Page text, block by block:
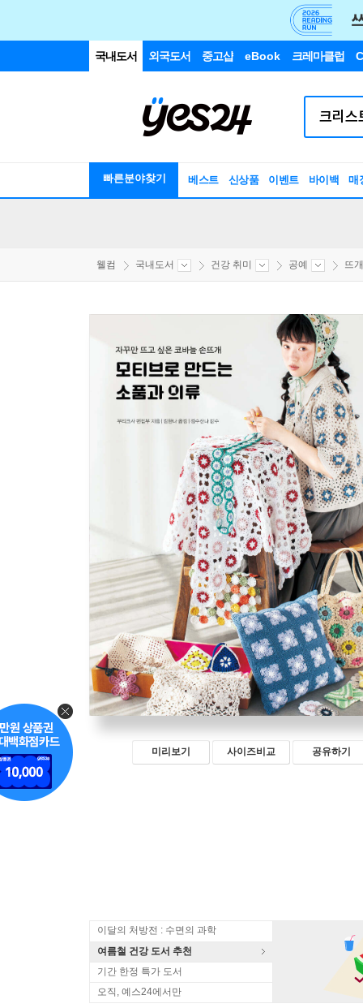
국내도서 외국도서 중고샵 eBook 크레마클럽
빠른분야찾기 베스트 신상품 이벤트 바이백 매
웰컴 국내도서 건강 취미 공예 뜨
미리보기 사이즈비교 공유하기
이달의 처방전 : 수면의 과학
여름철 건강 도서 추천
기간 한정 특가 도서
오직, 예스24에서만